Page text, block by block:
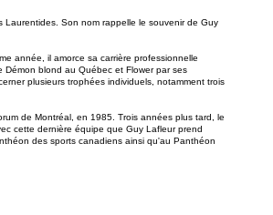
Laurentides. Son nom rappelle le souvenir de Guy
année, il amorce sa carrière professionnelle
blond au Québec et Flower par ses
plusieurs trophées individuels, notamment trois
de Montréal, en 1985. Trois années plus tard, le
cette dernière équipe que Guy Lafleur prend
des sports canadiens ainsi qu'au Panthéon